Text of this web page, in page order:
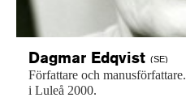
Dagmar Edqvist (SE)
Författare och manusförfattare.
i Luleå 2000.